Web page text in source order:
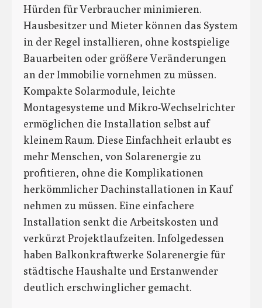
Hürden für Verbraucher minimieren.
Hausbesitzer und Mieter können das System
in der Regel installieren, ohne kostspielige
Bauarbeiten oder größere Veränderungen
an der Immobilie vornehmen zu müssen.
Kompakte Solarmodule, leichte
Montagesysteme und Mikro-Wechselrichter
ermöglichen die Installation selbst auf
kleinem Raum. Diese Einfachheit erlaubt es
mehr Menschen, von Solarenergie zu
profitieren, ohne die Komplikationen
herkömmlicher Dachinstallationen in Kauf
nehmen zu müssen. Eine einfachere
Installation senkt die Arbeitskosten und
verkürzt Projektlaufzeiten. Infolgedessen
haben Balkonkraftwerke Solarenergie für
städtische Haushalte und Erstanwender
deutlich erschwinglicher gemacht.